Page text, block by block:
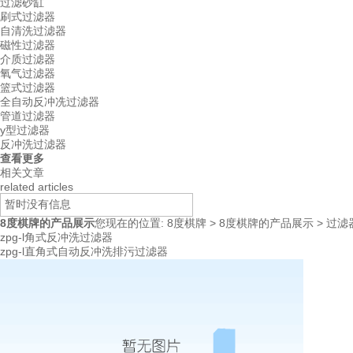
刷式过滤器
自清洗过滤器
磁性过滤器
介质过滤器
氧气过滤器
篮式过滤器
全自动反冲冼过滤器
管道过滤器
y型过滤器
反冲洗过滤器
查看更多
相关文章
related articles
暂时没有信息
8度棋牌的产品展示您现在的位置: 8度棋牌 > 8度棋牌的产品展示 > 过滤
zpg-l角式反冲洗过滤器
zpg-l直角式自动反冲洗排污过滤器